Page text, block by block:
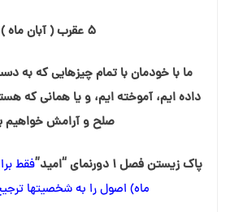
۵ عقرب ( آبان ماه )
ما با خودمان با تمام چیزهایی که به
داده ایم، آموخته ایم، و یا همانی که
صلح و آرامش خواهیم
پاک زیستن فصل ۱ دورنمای “امید”
ماه) اصول را به شخصیت⁯ها